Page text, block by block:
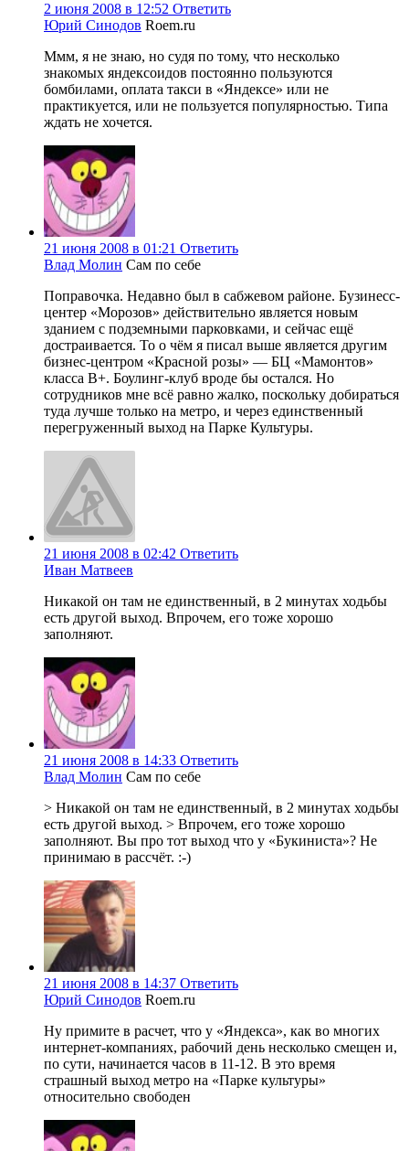
2 июня 2008 в 12:52 Ответить
Юрий Синодов Roem.ru
Ммм, я не знаю, но судя по тому, что несколько
знакомых яндексоидов постоянно пользуются
бомбилами, оплата такси в «Яндексе» или не
практикуется, или не пользуется популярностью. Типа
ждать не хочется.
21 июня 2008 в 01:21 Ответить
Влад Молин Сам по себе
Поправочка. Недавно был в сабжевом районе. Бузинесс-
центер «Морозов» действительно является новым
зданием с подземными парковками, и сейчас ещё
достраивается. То о чём я писал выше является другим
бизнес-центром «Красной розы» — БЦ «Мамонтов»
класса B+. Боулинг-клуб вроде бы остался. Но
сотрудников мне всё равно жалко, поскольку добираться
туда лучше только на метро, и через единственный
перегруженный выход на Парке Культуры.
21 июня 2008 в 02:42 Ответить
Иван Матвеев
Никакой он там не единственный, в 2 минутах ходьбы
есть другой выход. Впрочем, его тоже хорошо
заполняют.
21 июня 2008 в 14:33 Ответить
Влад Молин Сам по себе
> Никакой он там не единственный, в 2 минутах ходьбы
есть другой выход. > Впрочем, его тоже хорошо
заполняют. Вы про тот выход что у «Букиниста»? Не
принимаю в рассчёт. :-)
21 июня 2008 в 14:37 Ответить
Юрий Синодов Roem.ru
Ну примите в расчет, что у «Яндекса», как во многих
интернет-компаниях, рабочий день несколько смещен и,
по сути, начинается часов в 11-12. В это время
страшный выход метро на «Парке культуры»
относительно свободен